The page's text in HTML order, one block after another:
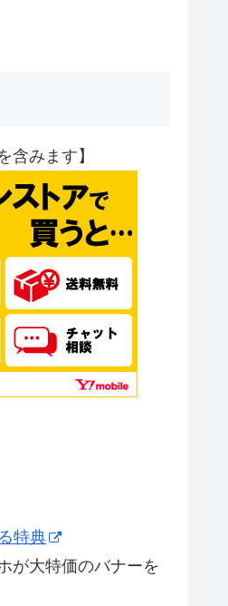
含みます】
特典
が大特価のバナーを